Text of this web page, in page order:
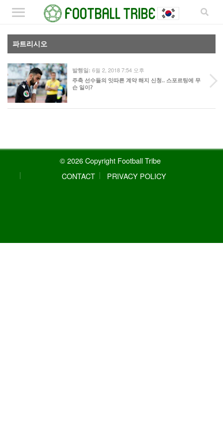
파트리시오
발행일: 6월 2, 2018 7:54 오후
주축 선수들의 잇따른 계약 해지 신청.. 스포르팅에 무
슨 일이?
© 2026 Copyright Football Tribe
CONTACT
PRIVACY POLICY